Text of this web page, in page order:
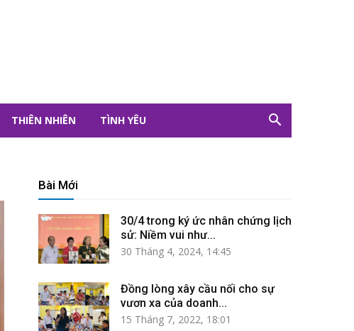
THIÊN NHIÊN TÌNH YÊU
Bài Mới
30/4 trong ký ức nhân chứng lịch
sử: Niềm vui như...
30 Tháng 4, 2024, 14:45
Đồng lòng xây cầu nối cho sự
vươn xa của doanh...
15 Tháng 7, 2022, 18:01